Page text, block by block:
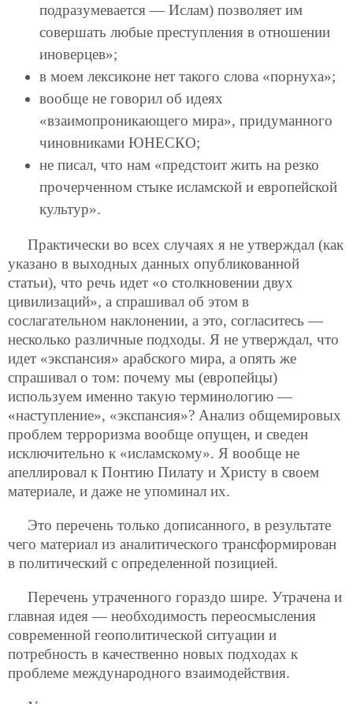
подразумевается — Ислам) позволяет им
совершать любые преступления в отношении
иноверцев»;
в моем лексиконе нет такого слова «порнуха»;
вообще не говорил об идеях
«взаимопроникающего мира», придуманного
чиновниками ЮНЕСКО;
не писал, что нам «предстоит жить на резко
прочерченном стыке исламской и европейской
культур».
Практически во всех случаях я не утверждал (как
указано в выходных данных опубликованной
статьи), что речь идет «о столкновении двух
цивилизаций», а спрашивал об этом в
сослагательном наклонении, а это, согласитесь —
несколько различные подходы. Я не утверждал, что
идет «экспансия» арабского мира, а опять же
спрашивал о том: почему мы (европейцы)
используем именно такую терминологию —
«наступление», «экспансия»? Анализ общемировых
проблем терроризма вообще опущен, и сведен
исключительно к «исламскому». Я вообще не
апеллировал к Понтию Пилату и Христу в своем
материале, и даже не упоминал их.
Это перечень только дописанного, в результате
чего материал из аналитического трансформирован
в политический с определенной позицией.
Перечень утраченного гораздо шире. Утрачена и
главная идея — необходимость переосмысления
современной геополитической ситуации и
потребность в качественно новых подходах к
проблеме международного взаимодействия.